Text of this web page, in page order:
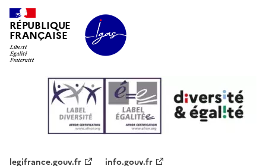
RÉPUBLIQUE
FRANÇAISE
legifrance.gouv.fr info.gouv.fr